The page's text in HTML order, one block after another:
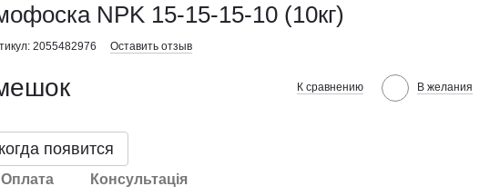
NPK 15-15-15-10 (10кг)
2055482976 Оставить отзыв
К сравнению В желания
появится
Оплата Консультація